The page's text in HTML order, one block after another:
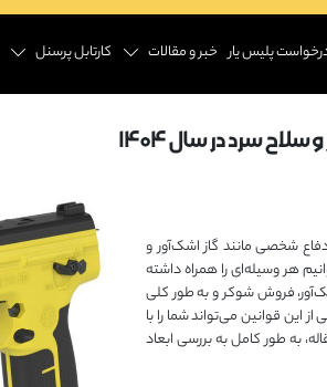
پلیس یار خبر و مقالات کارتابل پرسنل
سرد در سال ۱۴۰۴
دفاع شخصی مانند گاز اشک‌آور و
هر وسیله‌ای را همراه داشته
فروش شوکر و به طور کلی
این قوانین می‌تواند شما را با
به طور کامل به بررسی ابعاد